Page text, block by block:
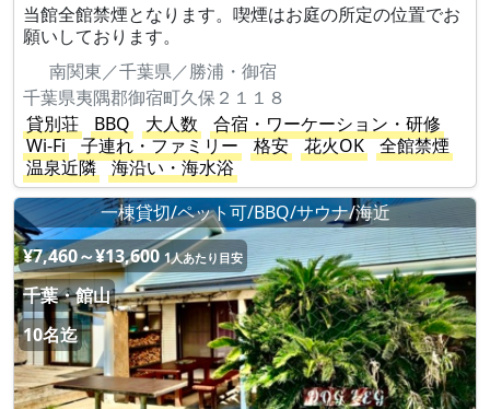
当館全館禁煙となります。喫煙はお庭の所定の位置でお
願いしております。
南関東／千葉県／勝浦・御宿
千葉県夷隅郡御宿町久保２１１８
貸別荘
BBQ 大人数
合宿・ワーケーション・研修
Wi-Fi
子連れ・ファミリー 格安 花火OK
全館禁煙
温泉近隣
海沿い・海水浴
一棟貸切/ペット可/BBQ/サウナ/海近
¥7,460～¥13,600 1人あたり目安
千葉・館山
10名迄